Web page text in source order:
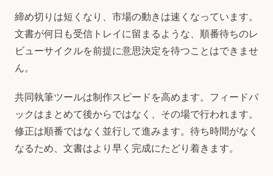
締め切りは短くなり、市場の動きは速くなっています。
文書が何日も受信トレイに留まるような、順番待ちのレ
ビューサイクルを前提に意思決定を待つことはできませ
ん。
共同執筆ツールは制作スピードを高めます。フィードバ
ックはまとめて後からではなく、その場で行われます。
修正は順番ではなく並行して進みます。待ち時間がなく
なるため、文書はより早く完成にたどり着きます。